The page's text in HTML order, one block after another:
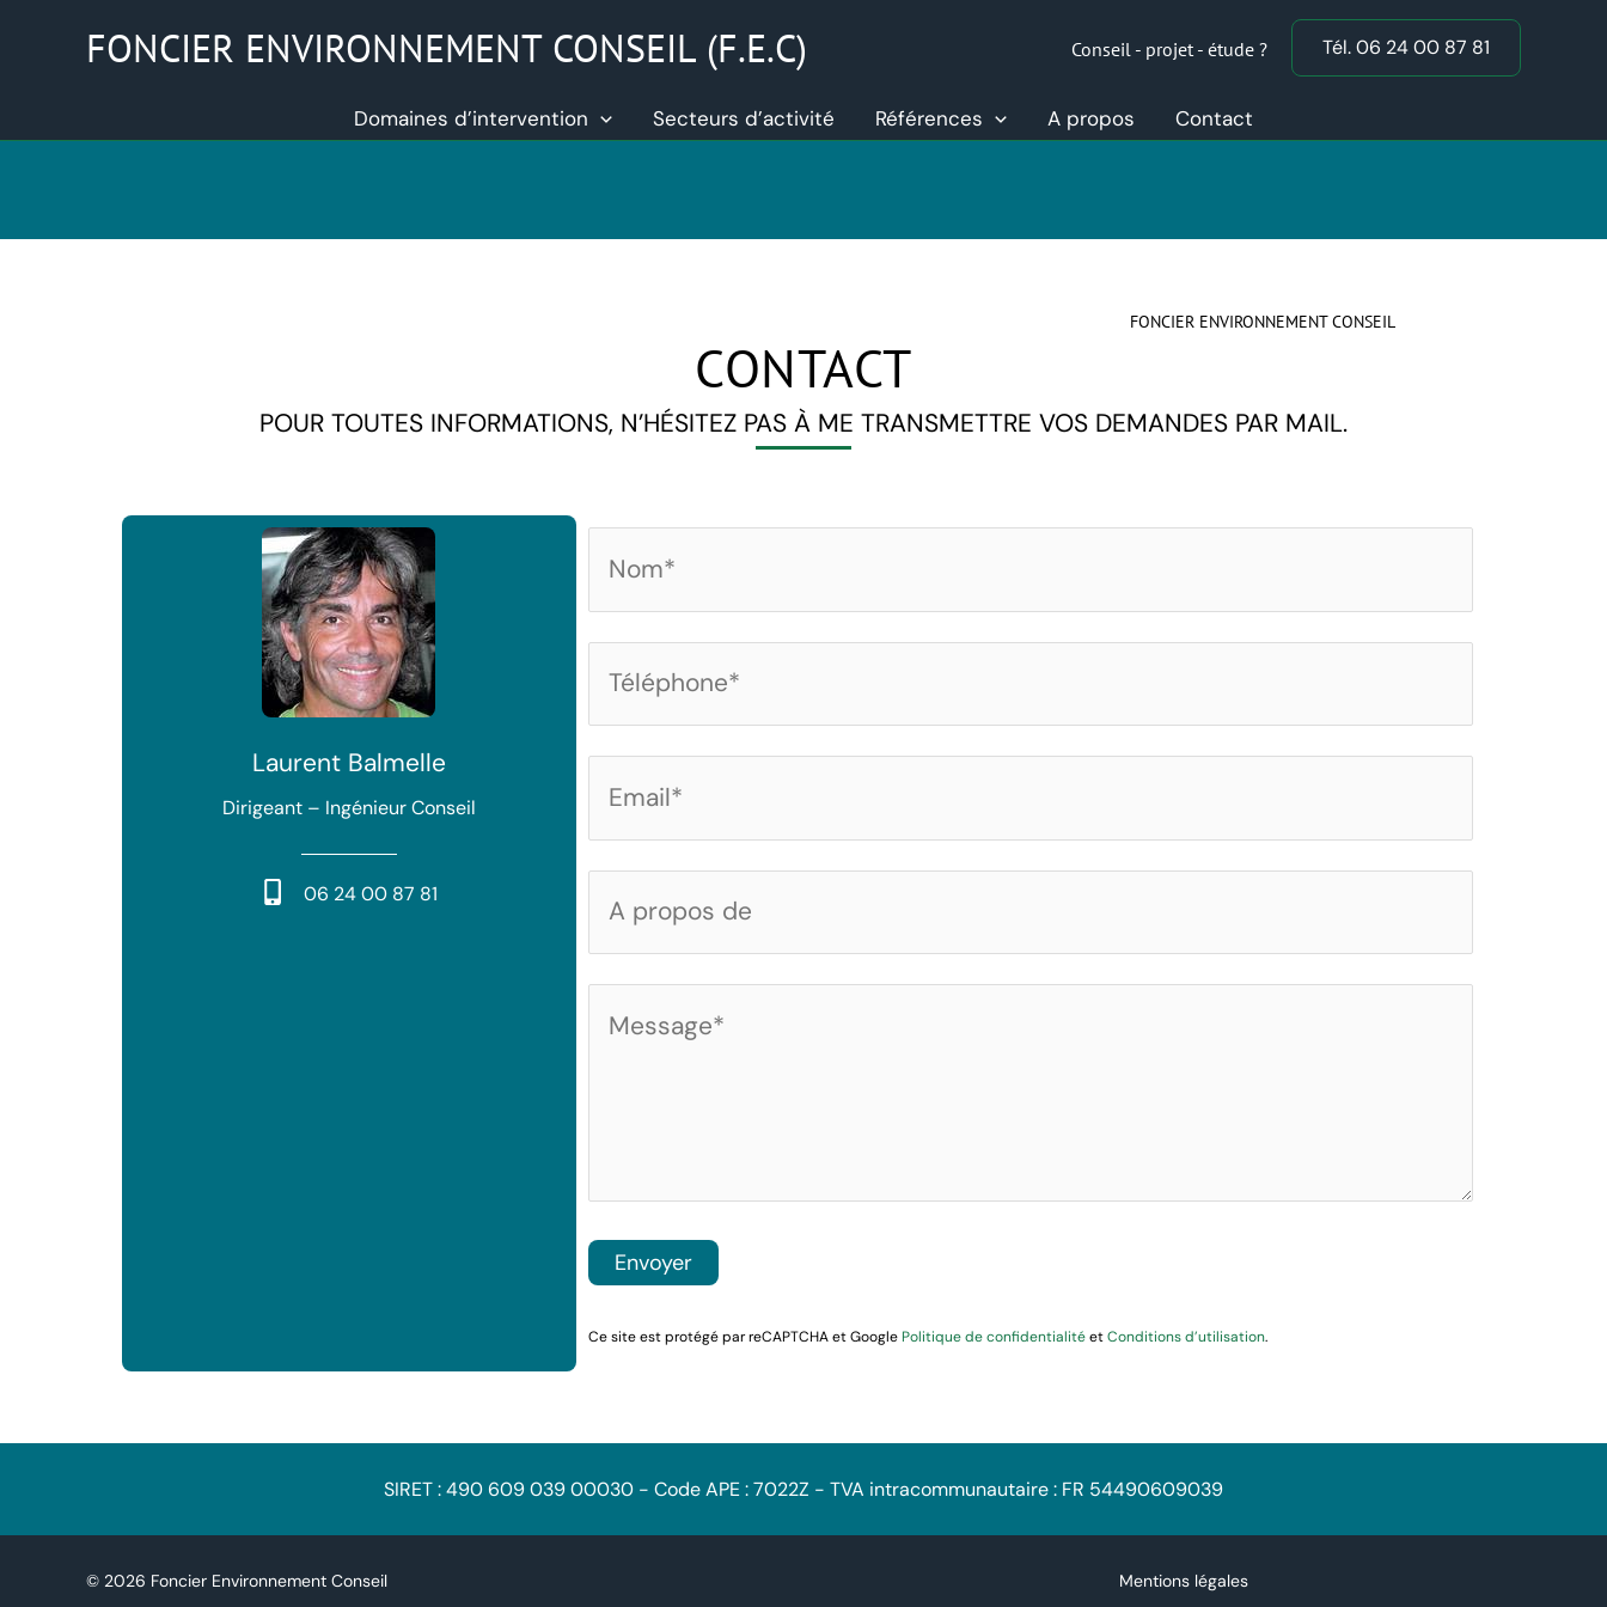
FONCIER ENVIRONNEMENT CONSEIL (F.E.C) Conseil - projet - étude ? Tél. 06 24 00 87 81
Domaines d’intervention Secteurs d’activité Références A propos Contact
FONCIER ENVIRONNEMENT CONSEIL
CONTACT
POUR TOUTES INFORMATIONS, N’HÉSITEZ PAS À ME TRANSMETTRE VOS DEMANDES PAR MAIL.
Laurent Balmelle
Dirigeant – Ingénieur Conseil
06 24 00 87 81
Ce site est protégé par reCAPTCHA et Google Politique de confidentialitéetConditions d’utilisation.
SIRET : 490 609 039 00030 - Code APE : 7022Z - TVA intracommunautaire : FR 54490609039
© 2026 Foncier Environnement Conseil Mentions légales